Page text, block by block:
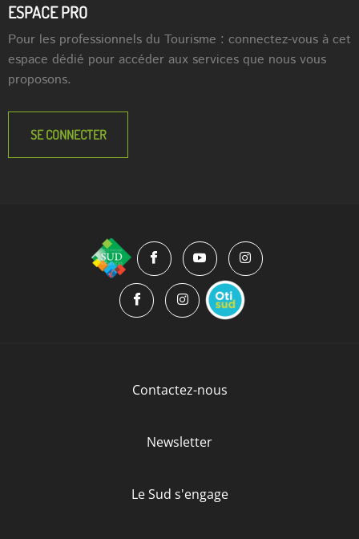
ESPACE PRO
Pour les professionnels du Tourisme : connectez-vous à cet
espace dédié pour accéder aux services que nous vous
proposons.
SE CONNECTER
Contactez-nous
Newsletter
Le Sud s'engage